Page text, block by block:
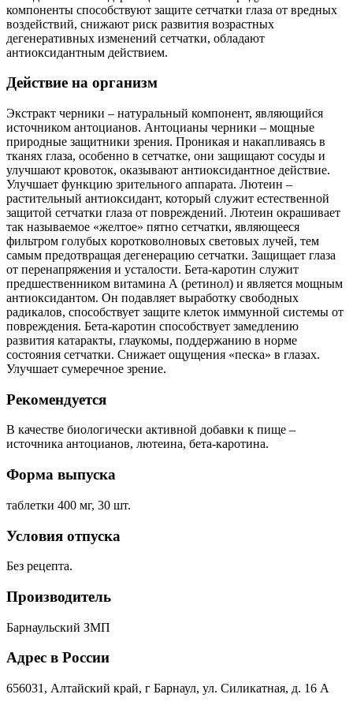
компоненты способствуют защите сетчатки глаза от вредных
воздействий, снижают риск развития возрастных
дегенеративных изменений сетчатки, обладают
антиоксидантным действием.
Действие на организм
Экстракт черники – натуральный компонент, являющийся
источником антоцианов. Антоцианы черники – мощные
природные защитники зрения. Проникая и накапливаясь в
тканях глаза, особенно в сетчатке, они защищают сосуды и
улучшают кровоток, оказывают антиоксидантное действие.
Улучшает функцию зрительного аппарата. Лютеин –
растительный антиоксидант, который служит естественной
защитой сетчатки глаза от повреждений. Лютеин окрашивает
так называемое «желтое» пятно сетчатки, являющееся
фильтром голубых коротковолновых световых лучей, тем
самым предотвращая дегенерацию сетчатки. Защищает глаза
от перенапряжения и усталости. Бета-каротин служит
предшественником витамина А (ретинол) и является мощным
антиоксидантом. Он подавляет выработку свободных
радикалов, способствует защите клеток иммунной системы от
повреждения. Бета-каротин способствует замедлению
развития катаракты, глаукомы, поддержанию в норме
состояния сетчатки. Снижает ощущения «песка» в глазах.
Улучшает сумеречное зрение.
Рекомендуется
В качестве биологически активной добавки к пище –
источника антоцианов, лютеина, бета-каротина.
Форма выпуска
таблетки 400 мг, 30 шт.
Условия отпуска
Без рецепта.
Производитель
Барнаульский ЗМП
Адрес в России
656031, Алтайский край, г Барнаул, ул. Силикатная, д. 16 А